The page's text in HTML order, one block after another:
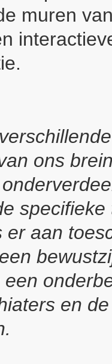
muren
ons
er aan
en de